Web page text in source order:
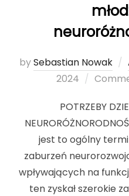
bySebastian Nowak
2024
POTRZEBY
jest to ogólny
zaburzeń
wpływających na
ten zyskał szerokie